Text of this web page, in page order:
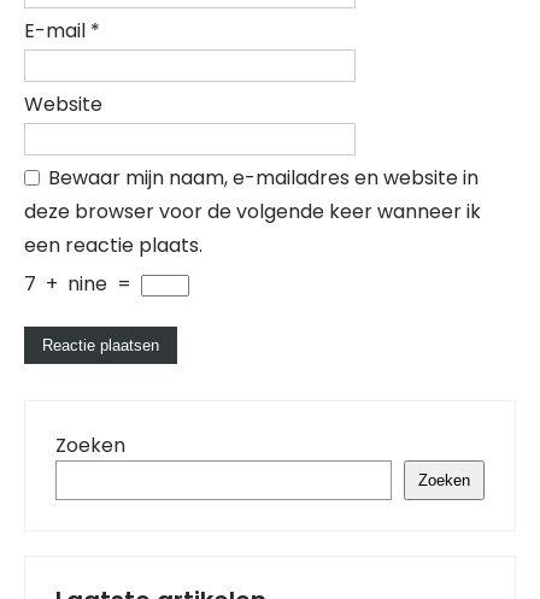
E-mail *
Website
Bewaar mijn naam, e-mailadres en website in
deze browser voor de volgende keer wanneer ik
een reactie plaats.
7 + nine =
Zoeken
Zoeken